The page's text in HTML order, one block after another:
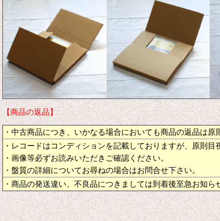
【商品の返品】
・中古商品につき、いかなる場合においても商品の返品は原
・レコードはコンディションを記載しておりますが、原則目
・画像等必ずお読みいただきご確認ください。
・盤質の詳細についてお尋ねの場合はお問合せ下さい。
・商品の発送違い、不良品につきましては到着後至急お知ら